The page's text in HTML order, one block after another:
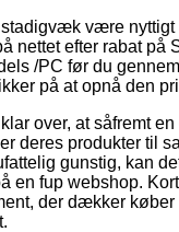
være nyttigt
nettet efter rabat på
/PC før du
på at opnå den
over, at såfremt
deres produkter til
gunstig, kan
en fup webshop.
der dækker